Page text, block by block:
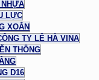
LỰC
XOẮN
TY LÊ HÀ VINA
THÔNG
D16